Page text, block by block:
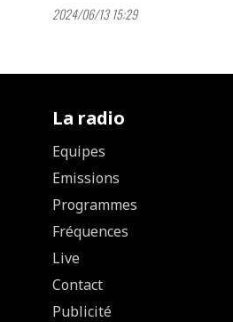
2024/06/13 15:29
La radio
Equipes
Emissions
Programmes
Fréquences
Live
Contact
Publicité